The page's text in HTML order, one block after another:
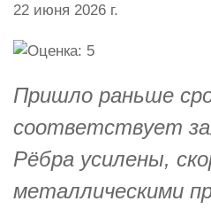
22 июня 2026 г.
Пришло раньше
соответствует
Рёбра усилены,
металлическими